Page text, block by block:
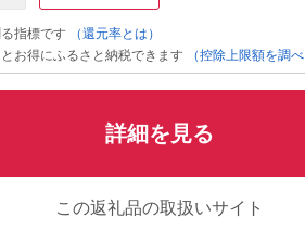
指標です
（還元率とは）
お得にふるさと納税できます
（控除上限額を調べ
詳細を見る
この返礼品の取扱いサイト